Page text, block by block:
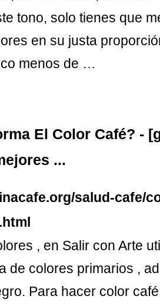
tono, solo tienes que
en su justa
menos de …
El Color Café? -
...
salud-cafe/
, en Salir con Arte
de colores primarios ,
Para hacer color